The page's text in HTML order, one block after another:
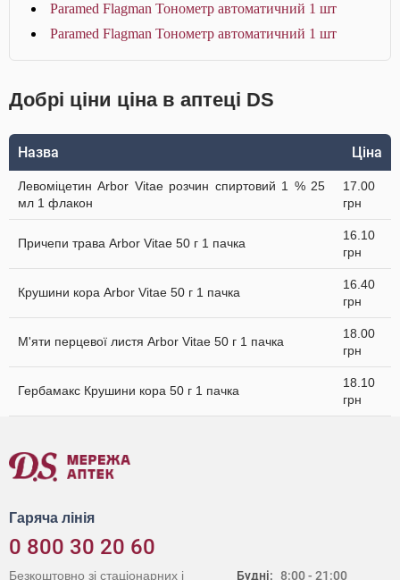
Paramed Flagman Тонометр автоматичний 1 шт
Paramed Flagman Тонометр автоматичний 1 шт
Добрі ціни ціна в аптеці DS
Назва Ціна
Левоміцетин Arbor Vitae розчин спиртовий 1 % 25
мл 1 флакон
17.00
грн
Причепи трава Arbor Vitae 50 г 1 пачка
16.10
грн
Крушини кора Arbor Vitae 50 г 1 пачка
16.40
грн
М'яти перцевої листя Arbor Vitae 50 г 1 пачка
18.00
грн
Гербамакс Крушини кора 50 г 1 пачка
18.10
грн
Гаряча лінія
0 800 30 20 60
Будні: 8:00 - 21:00
Безкоштовно зі стаціонарних і